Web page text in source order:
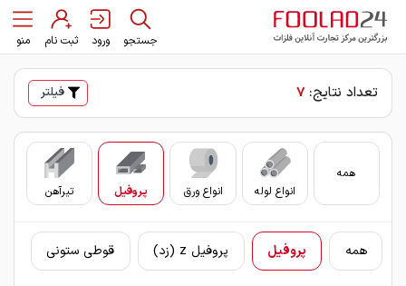
جستجو ورود ثبت نام منو
تعداد نتایج: 7 فیلتر
همه
انواع لوله
انواع ورق پروفیل تیرآهن
همه پروفیل پروفیل z (زد) قوطی ستونی